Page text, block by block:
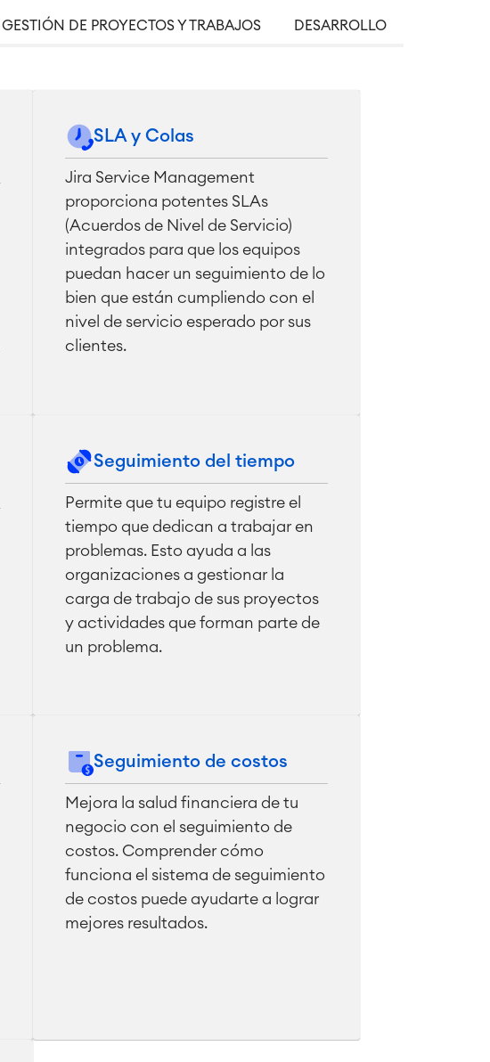
GESTIÓN DE PROYECTOS Y TRABAJOS DESARROLLO
SLA y Colas
Jira Service Management
proporciona potentes SLAs
(Acuerdos de Nivel de Servicio)
integrados para que los equipos
puedan hacer un seguimiento de lo
bien que están cumpliendo con el
nivel de servicio esperado por sus
clientes.
Seguimiento del tiempo
Permite que tu equipo registre el
tiempo que dedican a trabajar en
problemas. Esto ayuda a las
organizaciones a gestionar la
carga de trabajo de sus proyectos
y actividades que forman parte de
un problema.
Seguimiento de costos
Mejora la salud financiera de tu
negocio con el seguimiento de
costos. Comprender cómo
funciona el sistema de seguimiento
de costos puede ayudarte a lograr
mejores resultados.